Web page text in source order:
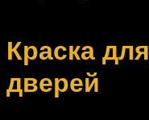
Краска
дверей